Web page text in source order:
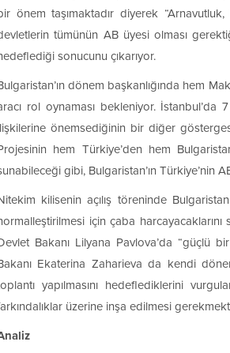
önem taşımaktadır diyerek
tümünün AB üyesi olması
sonucunu çıkarıyor.
dönem başkanlığında hem
rol oynaması bekleniyor. İstanbul’da
önemsediğinin bir diğer
hem Türkiye’den hem
gibi, Bulgaristan’ın Türkiye’nin
kilisenin açılış töreninde
için çaba harcayacaklarını
Bakanı Lilyana Pavlova’da “güçlü
Ekaterina Zaharieva da kendi
yapılmasını hedeflediklerini
üzerine inşa edilmesi